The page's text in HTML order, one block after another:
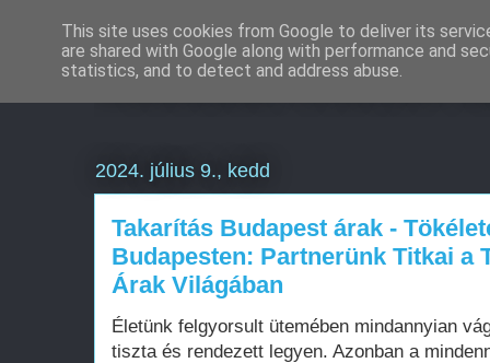
Weboldal készítés
2024. július 9., kedd
Takarítás Budapest árak -
Budapesten: Partnerünk Titkai a
Árak Világában
Életünk felgyorsult ütemében mindannyian
tiszta és rendezett legyen. Azonban a
This site uses cookies from Google to deliver its
are shared with Google along with performance and
statistics, and to detect and address abuse.